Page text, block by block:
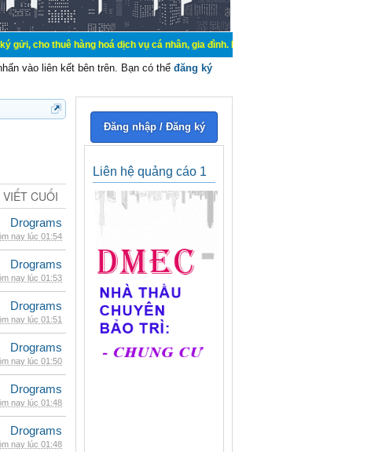
hàng hoá dịch vụ cá nhân, gia đình. Mua bán, ký gửi, cho thuê thiết bị hệ
vào liên kết bên trên. Bạn có thể đăng ký
VIẾT CUỐI
Drograms
nay lúc 01:54
Drograms
nay lúc 01:53
Drograms
nay lúc 01:51
Drograms
nay lúc 01:50
Drograms
nay lúc 01:48
Drograms
nay lúc 01:48
Đăng nhập / Đăng ký
Liên hệ quảng cáo 1